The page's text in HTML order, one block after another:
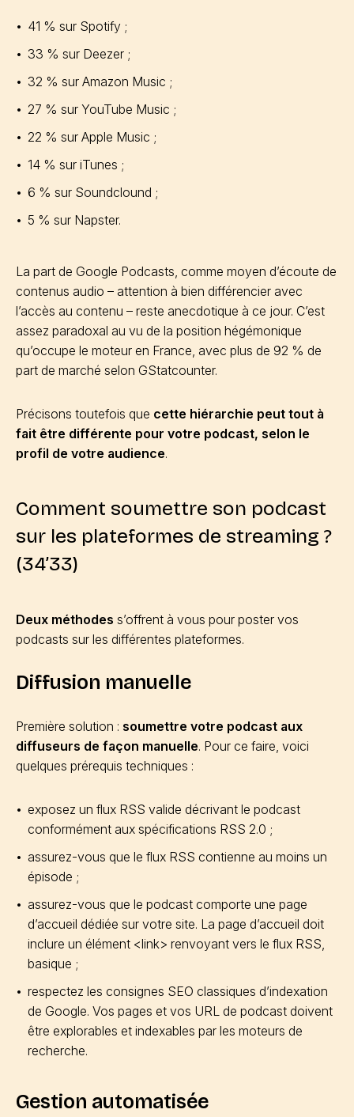
41 % sur Spotify ;
33 % sur Deezer ;
32 % sur Amazon Music ;
27 % sur YouTube Music ;
22 % sur Apple Music ;
14 % sur iTunes ;
6 % sur Soundclound ;
5 % sur Napster.
La part de Google Podcasts, comme moyen d’écoute de
contenus audio – attention à bien différencier avec
l’accès au contenu – reste anecdotique à ce jour. C’est
assez paradoxal au vu de la position hégémonique
qu’occupe le moteur en France, avec plus de 92 % de
part de marché selon GStatcounter.
Précisons toutefois que cette hiérarchie peut tout à
fait être différente pour votre podcast, selon le
profil de votre audience.
Comment soumettre son podcast
sur les plateformes de streaming ?
(34’33)
Deux méthodes s’offrent à vous pour poster vos
podcasts sur les différentes plateformes.
Diffusion manuelle
Première solution : soumettre votre podcast aux
diffuseurs de façon manuelle. Pour ce faire, voici
quelques prérequis techniques :
exposez un flux RSS valide décrivant le podcast
conformément aux spécifications RSS 2.0 ;
assurez-vous que le flux RSS contienne au moins un
épisode ;
assurez-vous que le podcast comporte une page
d’accueil dédiée sur votre site. La page d’accueil doit
inclure un élément <link> renvoyant vers le flux RSS,
basique ;
respectez les consignes SEO classiques d’indexation
de Google. Vos pages et vos URL de podcast doivent
être explorables et indexables par les moteurs de
recherche.
Gestion automatisée